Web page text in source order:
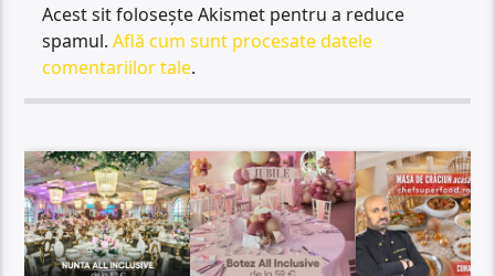
Acest sit folosește Akismet pentru a reduce
spamul.Află cum sunt procesate datele
comentariilor tale.